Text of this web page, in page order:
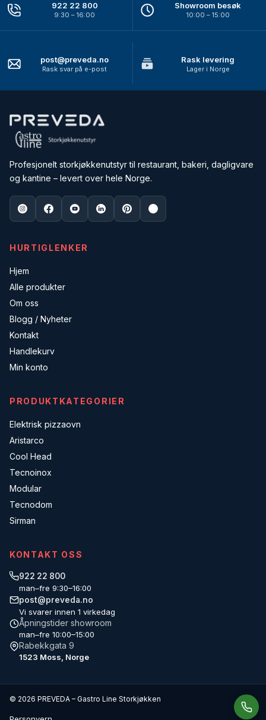
922 22 800
9:30 – 16:00
Showroom besøk
10:00 – 15:00
post@preveda.no
Rask svar på e-post
Rask levering
Lager i Norge
Profesjonelt storkjøkkenutstyr til restaurant, bakeri, dagligvare
og kantine – levert over hele Norge.
HURTIGLENKER
Hjem
Alle produkter
Om oss
Blogg / Nyheter
Kontakt
Handlekurv
Min konto
PRODUKTKATEGORIER
Elektrisk pizzaovn
Aristarco
Cool Head
Tecnoinox
Modular
Tecnodom
Sirman
KONTAKT OSS
922 22 800
man–fre 9:30–16:00
post@preveda.no
Vi svarer innen 1 virkedag
Åpningstider showroom
man–fre 10:00–15:00
Rabekkgata 9
1523 Moss, Norge
© 2026 PREVEDA – Gastro Line Storkjøkken